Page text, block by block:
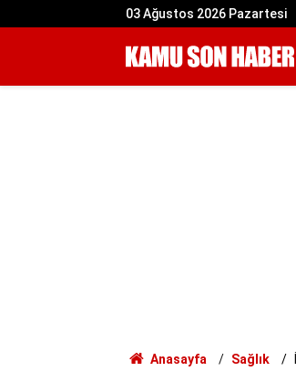
03 Ağustos 2026 Pazartesi
Anasayfa Sağlık